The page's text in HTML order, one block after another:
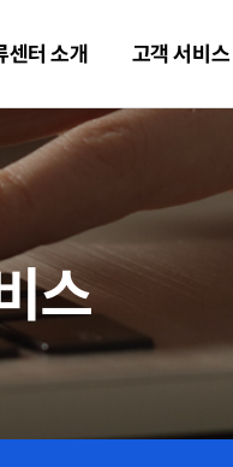
센터 소개 고객 서비스
스